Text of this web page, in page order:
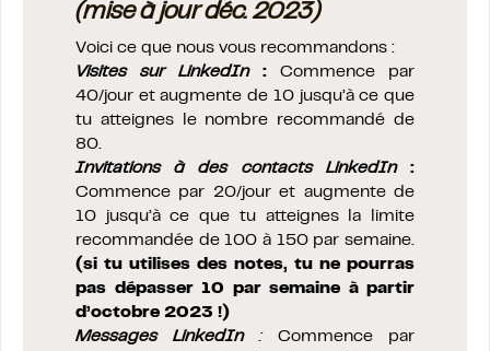
(mise à jour déc. 2023)
Voici ce que nous vous recommandons :
Visites sur LinkedIn : Commence par
40/jour et augmente de 10 jusqu’à ce que
tu atteignes le nombre recommandé de
80.
Invitations à des contacts LinkedIn :
Commence par 20/jour et augmente de
10 jusqu’à ce que tu atteignes la limite
recommandée de 100 à 150 par semaine.
(si tu utilises des notes, tu ne pourras
pas dépasser 10 par semaine à partir
d’octobre 2023 !)
Messages LinkedIn : Commence par